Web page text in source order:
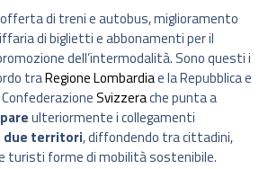
di treni e autobus, miglioramento
di biglietti e abbonamenti per il
dell’intermodalità. Sono questi i
traRegione Lombardiae la Repubblica e
Svizzerache punta a
ulteriormente i collegamenti
due territori, diffondendo tra cittadini,
turisti forme di mobilità sostenibile.